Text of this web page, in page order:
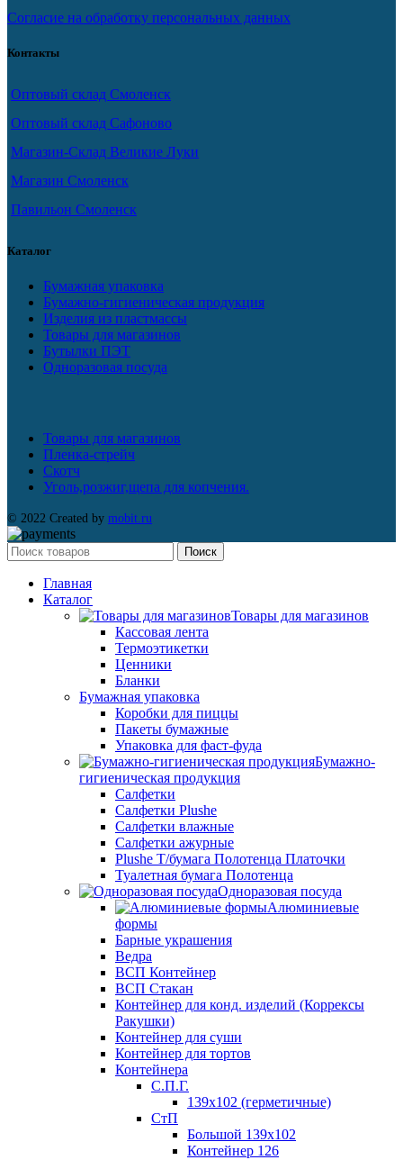
Согласие на обработку персональных данных
Контакты
Оптовый склад Смоленск
Оптовый склад Сафоново
Магазин-Склад Великие Луки
Магазин Смоленск
Павильон Смоленск
Каталог
Бумажная упаковка
Бумажно-гигиеническая продукция
Изделия из пластмассы
Товары для магазинов
Бутылки ПЭТ
Одноразовая посуда
Товары для магазинов
Пленка-стрейч
Скотч
Уголь,розжиг,щепа для копчения.
© 2022 Created by mobit.ru
Поиск
Главная
Каталог
Товары для магазинов
Кассовая лента
Термоэтикетки
Ценники
Бланки
Бумажная упаковка
Коробки для пиццы
Пакеты бумажные
Упаковка для фаст-фуда
Бумажно-
гигиеническая продукция
Салфетки
Салфетки Plushe
Салфетки влажные
Салфетки ажурные
Plushe Т/бумага Полотенца Платочки
Туалетная бумага Полотенца
Одноразовая посуда
Алюминиевые
формы
Барные украшения
Ведра
ВСП Контейнер
ВСП Стакан
Контейнер для конд. изделий (Коррексы
Ракушки)
Контейнер для суши
Контейнер для тортов
Контейнера
С.П.Г.
139х102 (герметичные)
СтП
Большой 139х102
Контейнер 126